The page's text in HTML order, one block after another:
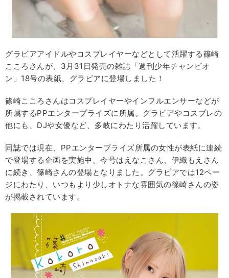
グラビアアイドルやコスプレイヤーなどとして活躍する篠崎
こころさんが、3月31日発売の雑誌「週刊少年チャンピオ
ン」18号の表紙、グラビアに登場しました！
篠崎こころさんはコスプレイヤーやインフルエンサーなどが
所属するPPエンタープライズに所属。グラビアやコスプレの
他にも、DJや女優など、多岐にわたり活躍しています。
同誌では現在、PPエンタープライズ所属の女性が表紙に連続
で登場する企画を実施中。今号はえなこさん、伊織もえさん
に続き、篠崎さんの登場となりました。グラビアでは12ペー
ジにわたり、いつもより少しオトナな雰囲気の篠崎さんの姿
が掲載されています。